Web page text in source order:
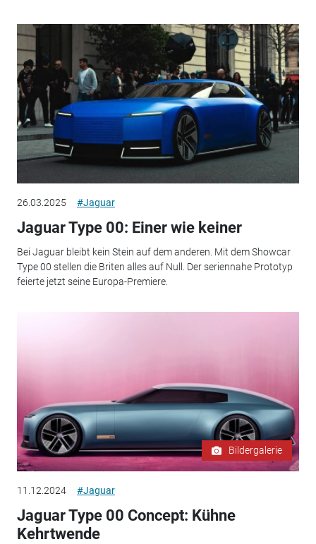
26.03.2025 #Jaguar
Jaguar Type 00: Einer wie keiner
Bei Jaguar bleibt kein Stein auf dem anderen. Mit dem Showcar
Type 00 stellen die Briten alles auf Null. Der seriennahe Prototyp
feierte jetzt seine Europa-Premiere.
Bildergalerie
11.12.2024 #Jaguar
Jaguar Type 00 Concept: Kühne
Kehrtwende